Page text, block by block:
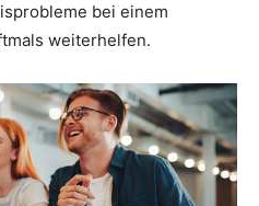
bei einem
weiterhelfen.